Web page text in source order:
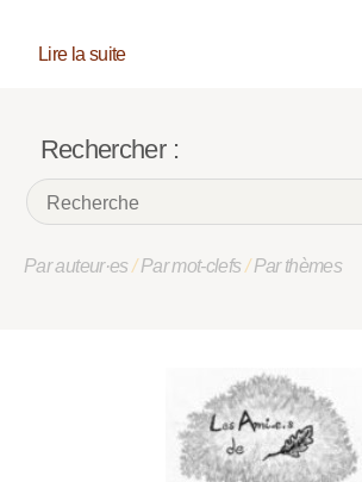
Lire la suite
Rechercher :
Par auteur·es/Par mot-clefs/Par thèmes